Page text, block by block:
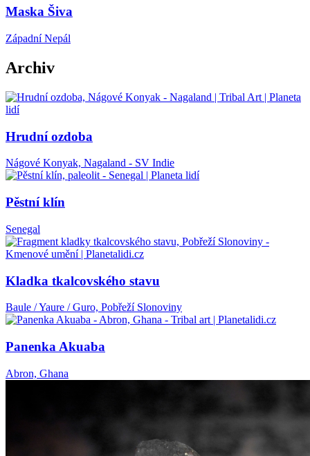
Maska Šiva
Západní Nepál
Archiv
Hrudní ozdoba
Nágové Konyak, Nagaland - SV Indie
Pěstní klín
Senegal
Kladka tkalcovského stavu
Baule / Yaure / Guro, Pobřeží Slonoviny
Panenka Akuaba
Abron, Ghana